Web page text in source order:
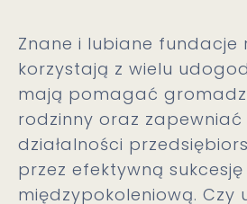
Znane i lubiane fundacje
korzystają z wielu
mają pomagać
rodzinny oraz
działalności
przez efektywną sukcesję
międzypokoleniową. Czy